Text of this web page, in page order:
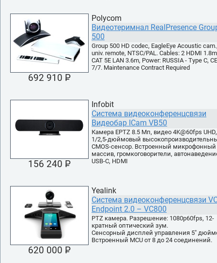
692 910 PУБ.
Polycom
Видеотеримнал RealPresence
500
Group 500 HD codec, EagleEye Acoustic
univ. remote, NTSC/PAL. Cables: 2 HDMI
CAT 5E LAN 3.6m, Power: RUSSIA - Type C, CE
7/7. Maintenance Contract Required
156 240 PУБ.
Infobit
Система видеоконференцсвязи
Видеобар ICam VB50
Камера EPTZ 8.5 Мп, видео 4K@60fps UHD,
1/2,5-дюймовый
CMOS-сенсор. Встроенный микрофонный
массив, громкоговорители,
USB-С, HDMI
620 000 PУБ.
Yealink
Система видеоконференцсвязи
Endpoint 2.0 – VC800
PTZ камера. Разрешение: 1080p60fps, 12-
кратный оптический зум.
Сенсорный дисплей управления 5"
Встроенный MCU от 8 до 24 соединений.